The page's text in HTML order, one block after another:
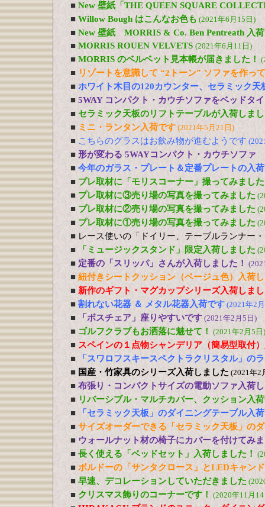
■ New 壁紙「THE QUEEN SQUARE
■ Willow Bough はこんなお色も (2021年6月15日)
■ New 壁紙 MORRIS & Co. Ben Pentreath 入
■ MORRIS ROUEN VELVETS (2021年6月11日)
■ MORRIS のベルベット見本帳が届きました！
■ リゾートを意識して “2トーン” ソファを作っ
■ ホワイト木目の120カウンター、セラミック天
■ 5WAY コンパクト・カウチソファをベッドタ
■ セラミック天板のリフトテーブルが入荷しま
■ ミニ・ランタン入荷です (2021年5月21日)
■ こちらのグラスはお飲み物が進むようです
■ 形が変わる 5WAYコンパクト・カウチソファ
■ 今年のガラス・プレート＆定番プレートの入
■ プレ取材に「モリスコーナー」撮ってみました
■ プレ取材に③売り場の写真を撮ってみました
■ プレ取材に②売り場の写真を撮ってみました
■ プレ取材に①売り場の写真を撮ってみました
■ レース使いの「ドイリー、テーブルランナー
■
「ミュージックスタンド」限定入荷しました
■ 定番の「スリッパ」さんが入荷しました！
■ 紐付きシートクッション（ベージュ色）入荷
■ 新作のギフト・マグカップシリーズ入荷しま
■ 割れない花器 ＆ メタル花器入荷です (2021年2
■ 「ボスチェア」座りやすいです (2021年2月5日)
■ ゴルフクラブもお洒落に魅せて！ (2021年2月5日)
■ スペインの１点物シャンデリア（簡易型取付
■
「スワロフスキースペクトラクリスタル」の
■ 国産・竹家具のシリーズ入荷しました (2021年2
■ 布張り・コンパクトサイズの電動ソファ入荷
■ リバーシブル・マルチカバー、クッション入
■
「セラミック天板」のダイニングテーブル入
■ サイズオーダーできる「セラミック天板」の
■ ウォールナット材の椅子にカバーを付けてみ
■ 長く使える「ベッドセット」入荷しました！
■ ボルドーの「サンタクロース」とLEDキャン
■ 早速、デコレーションしていただきました
■ クリスマス飾りのコーナーです！ (2020年11月